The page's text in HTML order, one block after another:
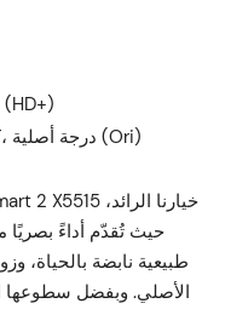
720 × 1440 بكسل (HD+)
OLED، Incell، TFT، درجة أصلية (Ori)
حيث تُقدّم أداءً بصريًا
طبيعية نابضة بالحياة،